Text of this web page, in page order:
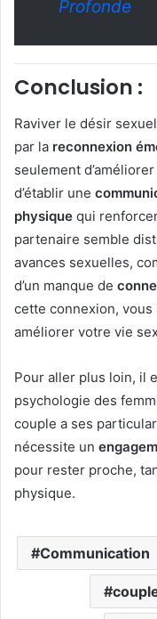
Profonde
Conclusion :
Raviver le désir
par la reconnexion
seulement
d’établir une
physique qui
partenaire semble
avances sexuelles,
d’un manque de
cette connexion,
améliorer votre vie
Pour aller plus loin, il
psychologie des
couple a ses
nécessite un
pour rester proche,
physique.
Communication